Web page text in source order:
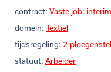
contract: Vaste job:
domein: Textiel
tijdsregeling: 2-
statuut: Arbeider